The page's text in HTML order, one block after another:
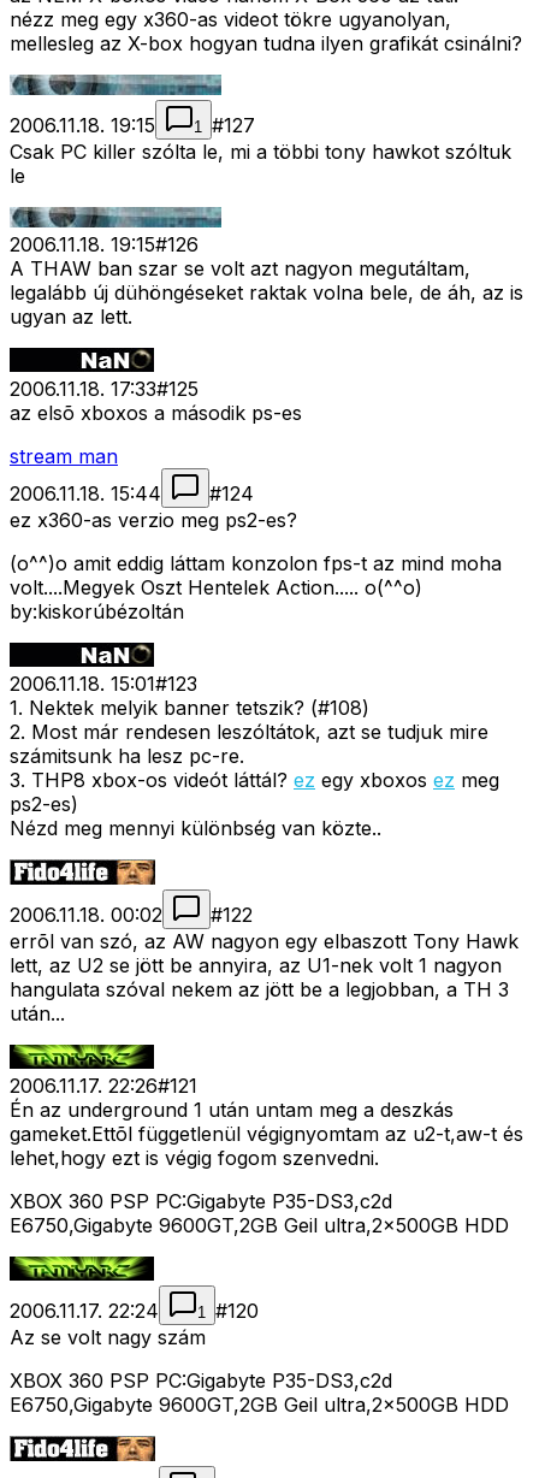
nézz meg egy x360-as videot tökre ugyanolyan,
mellesleg az X-box hogyan tudna ilyen grafikát csinálni?
2006.11.18. 19:15 1 #127
Csak PC killer szólta le, mi a többi tony hawkot szóltuk
le
2006.11.18. 19:15#126
A THAW ban szar se volt azt nagyon megutáltam,
legalább új dühöngéseket raktak volna bele, de áh, az is
ugyan az lett.
2006.11.18. 17:33#125
az elsõ xboxos a második ps-es
stream man
2006.11.18. 15:44
#124
ez x360-as verzio meg ps2-es?
(o^^)o amit eddig láttam konzolon fps-t az mind moha
volt....Megyek Oszt Hentelek Action..... o(^^o)
by:kiskorúbézoltán
2006.11.18. 15:01#123
1. Nektek melyik banner tetszik? (#108)
2. Most már rendesen leszóltátok, azt se tudjuk mire
számitsunk ha lesz pc-re.
3. THP8 xbox-os videót láttál? ez egy xboxos ez meg
ps2-es)
Nézd meg mennyi különbség van közte..
2006.11.18. 00:02 #122
errõl van szó, az AW nagyon egy elbaszott Tony Hawk
lett, az U2 se jött be annyira, az U1-nek volt 1 nagyon
hangulata szóval nekem az jött be a legjobban, a TH 3
után...
2006.11.17. 22:26#121
Én az underground 1 után untam meg a deszkás
gameket.Ettõl függetlenül végignyomtam az u2-t,aw-t és
lehet,hogy ezt is végig fogom szenvedni.
XBOX 360 PSP PC:Gigabyte P35-DS3,c2d
E6750,Gigabyte 9600GT,2GB Geil ultra,2x500GB HDD
2006.11.17. 22:24 1 #120
Az se volt nagy szám
XBOX 360 PSP PC:Gigabyte P35-DS3,c2d
E6750,Gigabyte 9600GT,2GB Geil ultra,2x500GB HDD